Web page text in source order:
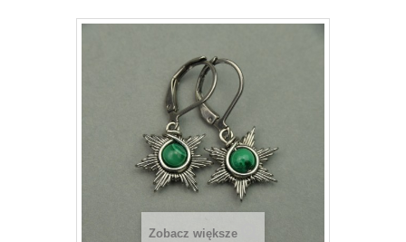
Zobacz większe